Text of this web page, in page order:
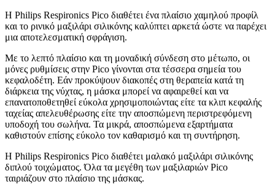
Η Philips Respironics Pico διαθέτει ένα πλαίσιο χαμηλού προφίλ
και το ρινικό μαξιλάρι σιλικόνης καλύπτει αρκετά ώστε να παρέχει
μια αποτελεσματική σφράγιση.
Με το λεπτό πλαίσιο και τη μοναδική σύνδεση στο μέτωπο, οι
μόνες ρυθμίσεις στην Pico γίνονται στα τέσσερα σημεία του
κεφαλοδέτη. Εάν προκύψουν διακοπές στη θεραπεία κατά τη
διάρκεια της νύχτας, η μάσκα μπορεί να αφαιρεθεί και να
επανατοποθετηθεί εύκολα χρησιμοποιώντας είτε τα κλιπ κεφαλής
ταχείας απελευθέρωσης είτε την αποσπώμενη περιστρεφόμενη
υποδοχή του σωλήνα. Τα μικρά, αποσπώμενα εξαρτήματα
καθιστούν επίσης εύκολο τον καθαρισμό και τη συντήρηση.
Η Philips Respironics Pico διαθέτει μαλακό μαξιλάρι σιλικόνης
διπλού τοιχώματος. Όλα τα μεγέθη των μαξιλαριών Pico
ταιριάζουν στο πλαίσιο της μάσκας.